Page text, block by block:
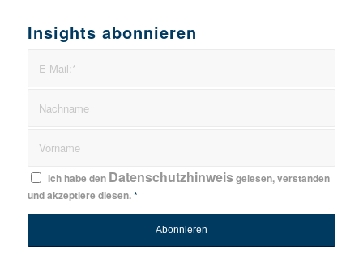
Insights abonnieren
Ich habe den Datenschutzhinweisgelesen, verstanden
und akzeptiere diesen.*